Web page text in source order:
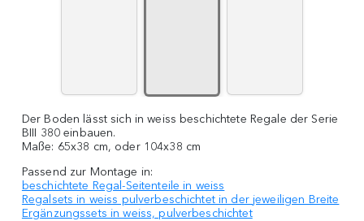
Der Boden lässt sich in weiss beschichtete Regale der Serie
BIII 380 einbauen.
Maße: 65x38 cm, oder 104x38 cm
Passend zur Montage in:
beschichtete Regal-Seitenteile in weiss
Regalsets in weiss pulverbeschichtetin der jeweiligen Breite
Ergänzungssets in weiss, pulverbeschichtet